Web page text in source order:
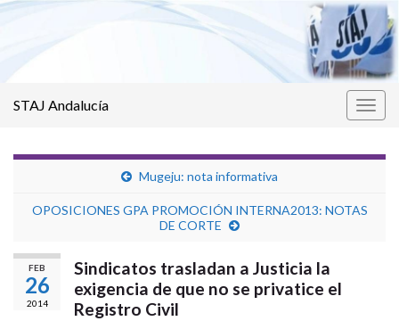
STAJ Andalucía
Mugeju: nota informativa
OPOSICIONES GPA PROMOCIÓN INTERNA2013: NOTAS
DE CORTE
FEB
26
2014
Sindicatos trasladan a Justicia la
exigencia de que no se privatice el
Registro Civil